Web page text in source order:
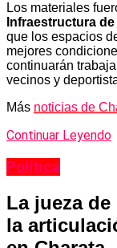
Los materiales
Infraestructura
que los espacios
mejores
continuarán
vecinos y
Más noticias de
Continuar Leyendo
Política
La jueza
la